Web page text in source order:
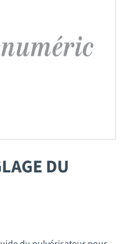
DU